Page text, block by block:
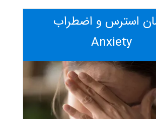
استرس و اضطراب
Anxiety